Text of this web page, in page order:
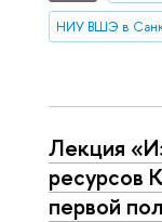
НИУ ВШЭ в
Лекция
ресурсов
первой